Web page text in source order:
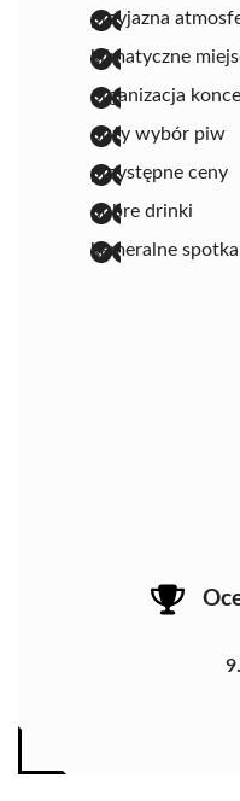
przyjazna
klimatyczne
organizacja
duży wybór piw
przystępne ceny
dobre drinki
kameralne